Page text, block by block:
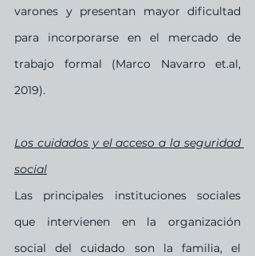
varones y presentan mayor dificultad
para incorporarse en el mercado de
trabajo formal (Marco Navarro et.al,
2019).
Los cuidados y el acceso a la seguridad
social
Las principales instituciones sociales
que intervienen en la organización
social del cuidado son la familia, el